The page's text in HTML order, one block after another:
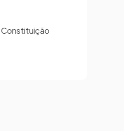
Constituição